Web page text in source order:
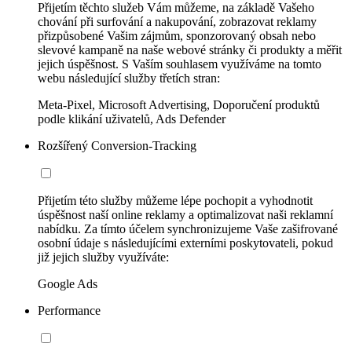
Přijetím těchto služeb Vám můžeme, na základě Vašeho
chování při surfování a nakupování, zobrazovat reklamy
přizpůsobené Vašim zájmům, sponzorovaný obsah nebo
slevové kampaně na naše webové stránky či produkty a měřit
jejich úspěšnost. S Vaším souhlasem využíváme na tomto
webu následující služby třetích stran:
Meta-Pixel, Microsoft Advertising, Doporučení produktů
podle klikání uživatelů, Ads Defender
Rozšířený Conversion-Tracking
Přijetím této služby můžeme lépe pochopit a vyhodnotit
úspěšnost naší online reklamy a optimalizovat naši reklamní
nabídku. Za tímto účelem synchronizujeme Vaše zašifrované
osobní údaje s následujícími externími poskytovateli, pokud
již jejich služby využíváte:
Google Ads
Performance